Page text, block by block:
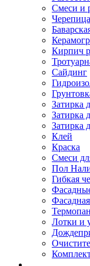
Смеси и
Черепица
Кирпич
Сайдинг
Затирка
Затирка
Затирка
Клей
Краска
Смеси
Пол
Гибкая
Лотки и